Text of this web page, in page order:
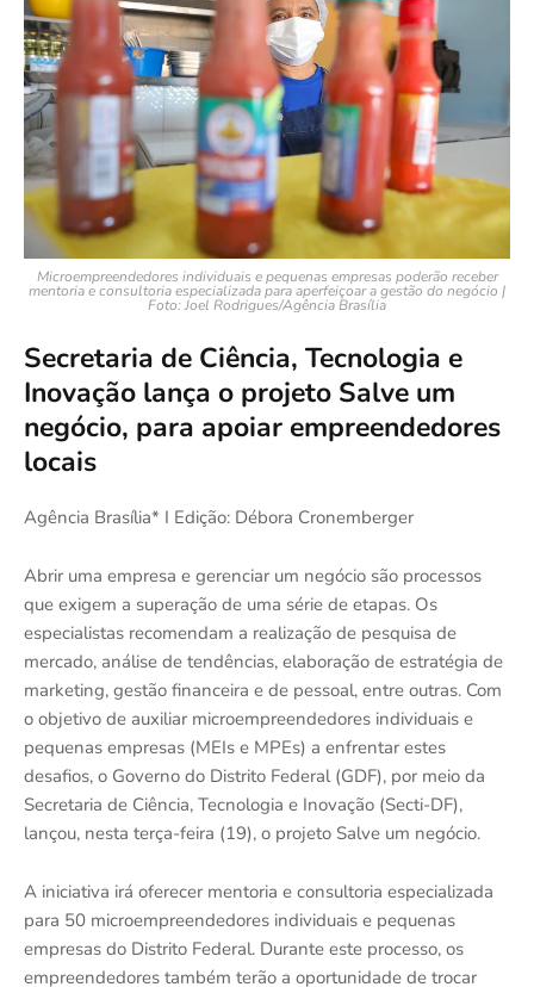
Microempreendedores individuais e pequenas empresas poderão receber
mentoria e consultoria especializada para aperfeiçoar a gestão do negócio |
Foto: Joel Rodrigues/Agência Brasília
Secretaria de Ciência, Tecnologia e
Inovação lança o projeto Salve um
negócio, para apoiar empreendedores
locais
Agência Brasília* I Edição: Débora Cronemberger
Abrir uma empresa e gerenciar um negócio são processos
que exigem a superação de uma série de etapas. Os
especialistas recomendam a realização de pesquisa de
mercado, análise de tendências, elaboração de estratégia de
marketing, gestão financeira e de pessoal, entre outras. Com
o objetivo de auxiliar microempreendedores individuais e
pequenas empresas (MEIs e MPEs) a enfrentar estes
desafios, o Governo do Distrito Federal (GDF), por meio da
Secretaria de Ciência, Tecnologia e Inovação (Secti-DF),
lançou, nesta terça-feira (19), o projeto Salve um negócio.
A iniciativa irá oferecer mentoria e consultoria especializada
para 50 microempreendedores individuais e pequenas
empresas do Distrito Federal. Durante este processo, os
empreendedores também terão a oportunidade de trocar